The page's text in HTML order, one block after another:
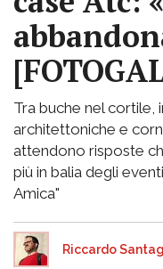
Tra buche nel cortile,
architettoniche e
attendono risposte
più in balia degli
Amica"
Riccardo